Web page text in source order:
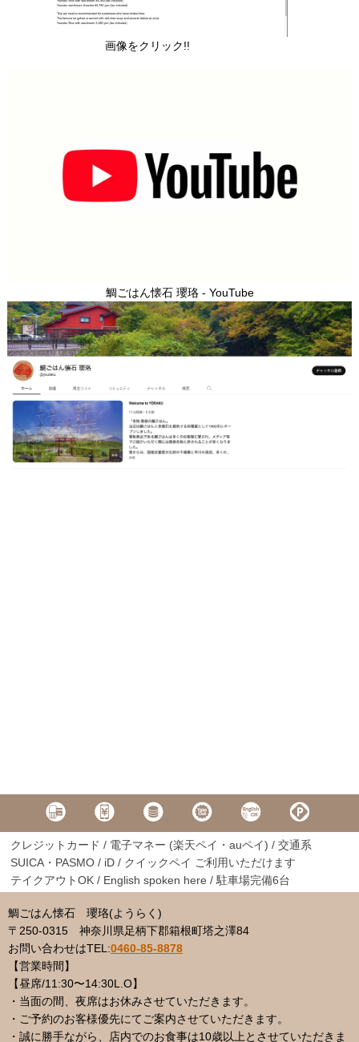
画像をクリック!!
鯛ごはん懐石 瓔珞 - YouTube
クレジットカード / 電子マネー (楽天ペイ・auペイ) / 交通系
SUICA・PASMO / iD / クイックペイ ご利用いただけます
テイクアウトOK / English spoken here / 駐車場完備6台
鯛ごはん懐石 瓔珞(ようらく)
〒250-0315 神奈川県足柄下郡箱根町塔之澤84
お問い合わせはTEL:0460-85-8878
【営業時間】
【昼席/11:30〜14:30L.O】
・当面の間、夜席はお休みさせていただきます。
・ご予約のお客様優先にてご案内させていただきます。
・誠に勝手ながら、店内でのお食事は10歳以上とさせていただきま